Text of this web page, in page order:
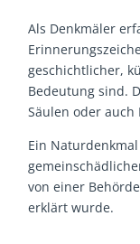
Als Denkmäler
geschichtlicher,
Bedeutung sind.
Säulen oder auch
Ein
von einer
erklärt wurde.